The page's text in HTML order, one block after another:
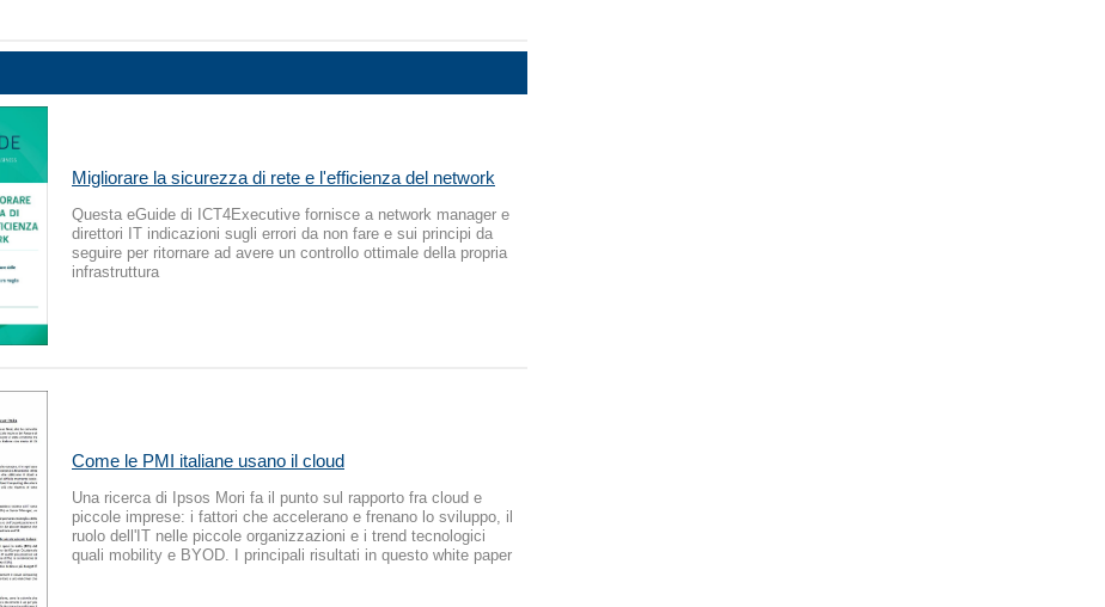
Migliorare la sicurezza di rete e l'efficienza del network
Questa eGuide di ICT4Executive fornisce a network manager e
direttori IT indicazioni sugli errori da non fare e sui principi da
seguire per ritornare ad avere un controllo ottimale della propria
infrastruttura
Come le PMI italiane usano il cloud
Una ricerca di Ipsos Mori fa il punto sul rapporto fra cloud e
piccole imprese: i fattori che accelerano e frenano lo sviluppo, il
ruolo dell'IT nelle piccole organizzazioni e i trend tecnologici
quali mobility e BYOD. I principali risultati in questo white paper